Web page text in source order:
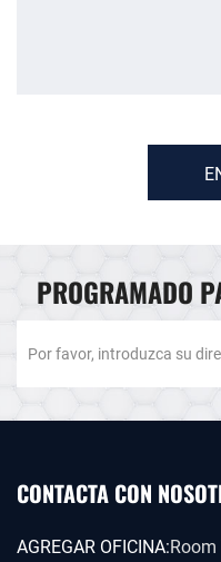
PROGRAMADO
CONTACTA CON
AGREGAR OFICINA: